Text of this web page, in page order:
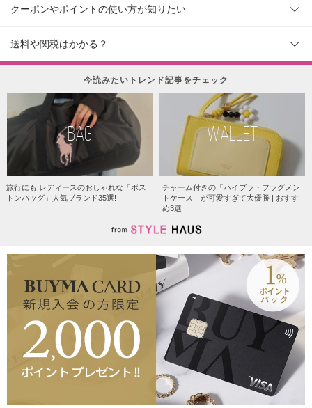
クーポンやポイントの使い方が知りたい
送料や関税はかかる？
今読みたいトレンド記事をチェック
BAG
旅行にも!レディースのおしゃれな「ボス
トンバッグ」人気ブランド35選!
WALLET
チャーム付きの「ハイブラ・フラグメン
トケース」が可愛すぎて大優勝 | おすす
め3選